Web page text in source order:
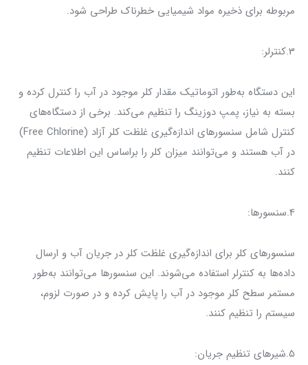
مربوطه برای ذخیره مواد شیمیایی خطرناک طراحی شود.
3.کنترلر:
این دستگاه به‌طور اتوماتیک مقدار کلر موجود در آب را کنترل کرده و
بسته به نیاز، پمپ دوزینگ را تنظیم می‌کند. برخی از دستگاه‌های
کنترل شامل سنسورهای اندازه‌گیری غلظت کلر آزاد (Free Chlorine)
در آب هستند و می‌توانند میزان کلر را براساس این اطلاعات تنظیم
کنند.
4.سنسورها:
سنسورهای کلر برای اندازه‌گیری غلظت کلر در جریان آب و ارسال
داده‌ها به کنترلر استفاده می‌شوند. این سنسورها می‌توانند به‌طور
مستمر سطح کلر موجود در آب را پایش کرده و در صورت لزوم،
سیستم را تنظیم کنند.
5.شیرهای تنظیم جریان: